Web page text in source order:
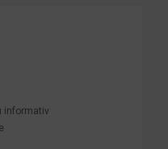
informativ